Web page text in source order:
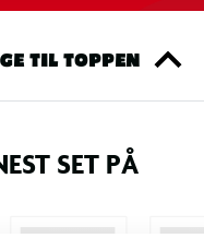
opvisninger eller bare lidt
TIL TOPPEN
SET PÅ